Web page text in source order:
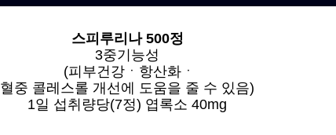
스피루리나 500정
3중기능성
(피부건강ㆍ항산화ㆍ
혈중 콜레스롤 개선에 도움을 줄 수 있음)
1일 섭취량당(7정) 엽록소 40mg